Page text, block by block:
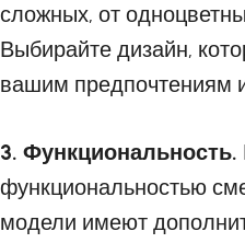
сложных, от
Выбирайте дизайн,
вашим предпочтениям
3. Функциональность.
функциональностью
модели имеют